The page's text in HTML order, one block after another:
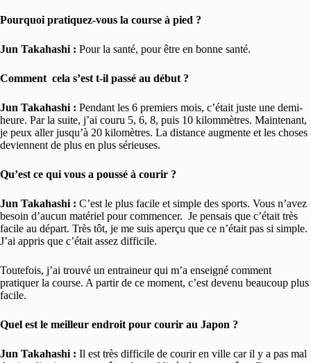
Pourquoi pratiquez-vous la course à pied ?
Jun Takahashi : Pour la santé, pour être en bonne santé.
Comment cela s’est t-il passé au début ?
Jun Takahashi : Pendant les 6 premiers mois, c’était juste une demi-
heure. Par la suite, j’ai couru 5, 6, 8, puis 10 kilommètres. Maintenant,
je peux aller jusqu’à 20 kilomètres. La distance augmente et les choses
deviennent de plus en plus sérieuses.
Qu’est ce qui vous a poussé à courir ?
Jun Takahashi : C’est le plus facile et simple des sports. Vous n’avez
besoin d’aucun matériel pour commencer. Je pensais que c’était très
facile au départ. Très tôt, je me suis aperçu que ce n’était pas si simple.
J’ai appris que c’était assez difficile.
Toutefois, j’ai trouvé un entraineur qui m’a enseigné comment
pratiquer la course. A partir de ce moment, c’est devenu beaucoup plus
facile.
Quel est le meilleur endroit pour courir au Japon ?
Jun Takahashi : Il est très difficile de courir en ville car il y a pas mal